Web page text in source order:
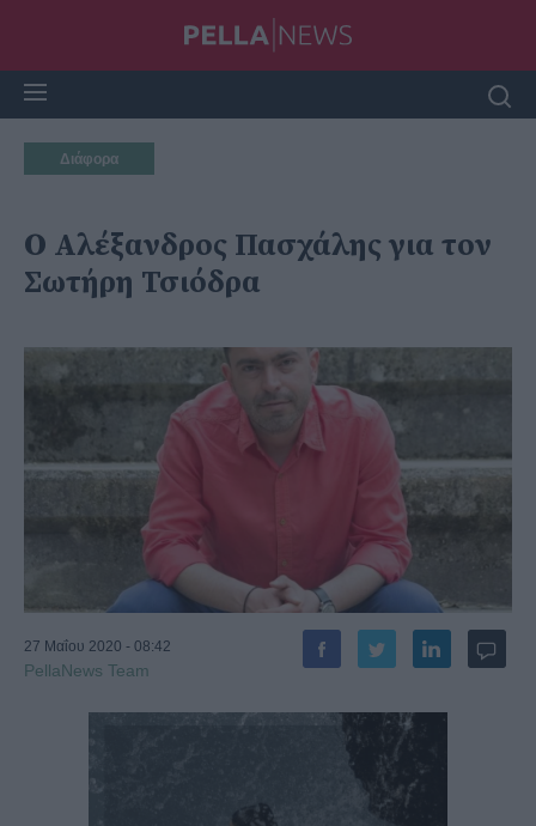
Διάφορα
Ο Αλέξανδρος Πασχάλης για τον
Σωτήρη Τσιόδρα
27 Μαΐου 2020 - 08:42
PellaNews Team